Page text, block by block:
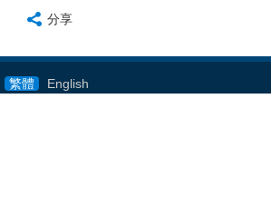
分享
繁體 English